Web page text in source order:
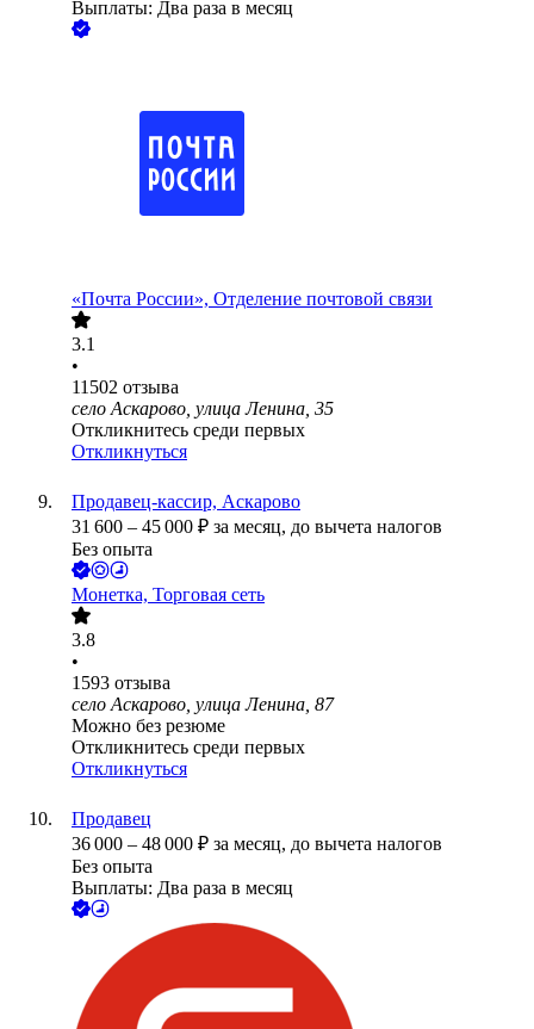
Выплаты: Два раза в месяц
«Почта России», Отделение почтовой связи
3.1
•
11502 отзыва
село Аскарово, улица Ленина, 35
Откликнитесь среди первых
Откликнуться
Продавец-кассир, Аскарово
31 600 – 45 000 ₽ за месяц, до вычета налогов
Без опыта
Монетка, Торговая сеть
3.8
•
1593 отзыва
село Аскарово, улица Ленина, 87
Можно без резюме
Откликнитесь среди первых
Откликнуться
Продавец
36 000 – 48 000 ₽ за месяц, до вычета налогов
Без опыта
Выплаты: Два раза в месяц